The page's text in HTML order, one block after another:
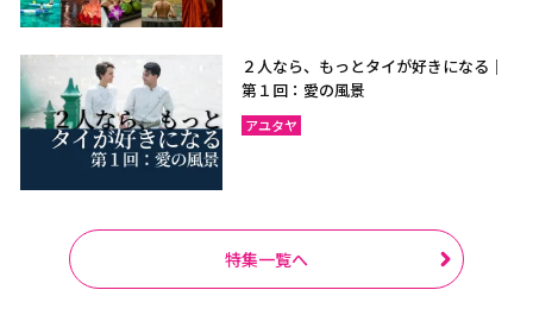
２人なら、もっとタイが好きになる｜
第１回：愛の風景
アユタヤ
特集一覧へ